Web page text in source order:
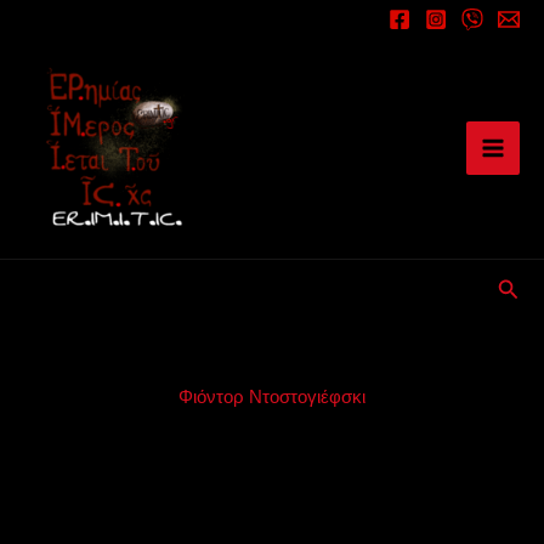
περιεχόμενο
Φιόντορ Ντοστογιέφσκι